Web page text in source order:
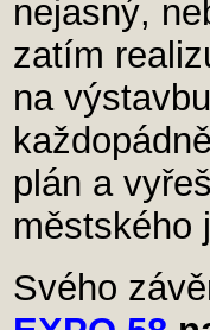
nejasný,
zatím
na
plán a
městského
Svého